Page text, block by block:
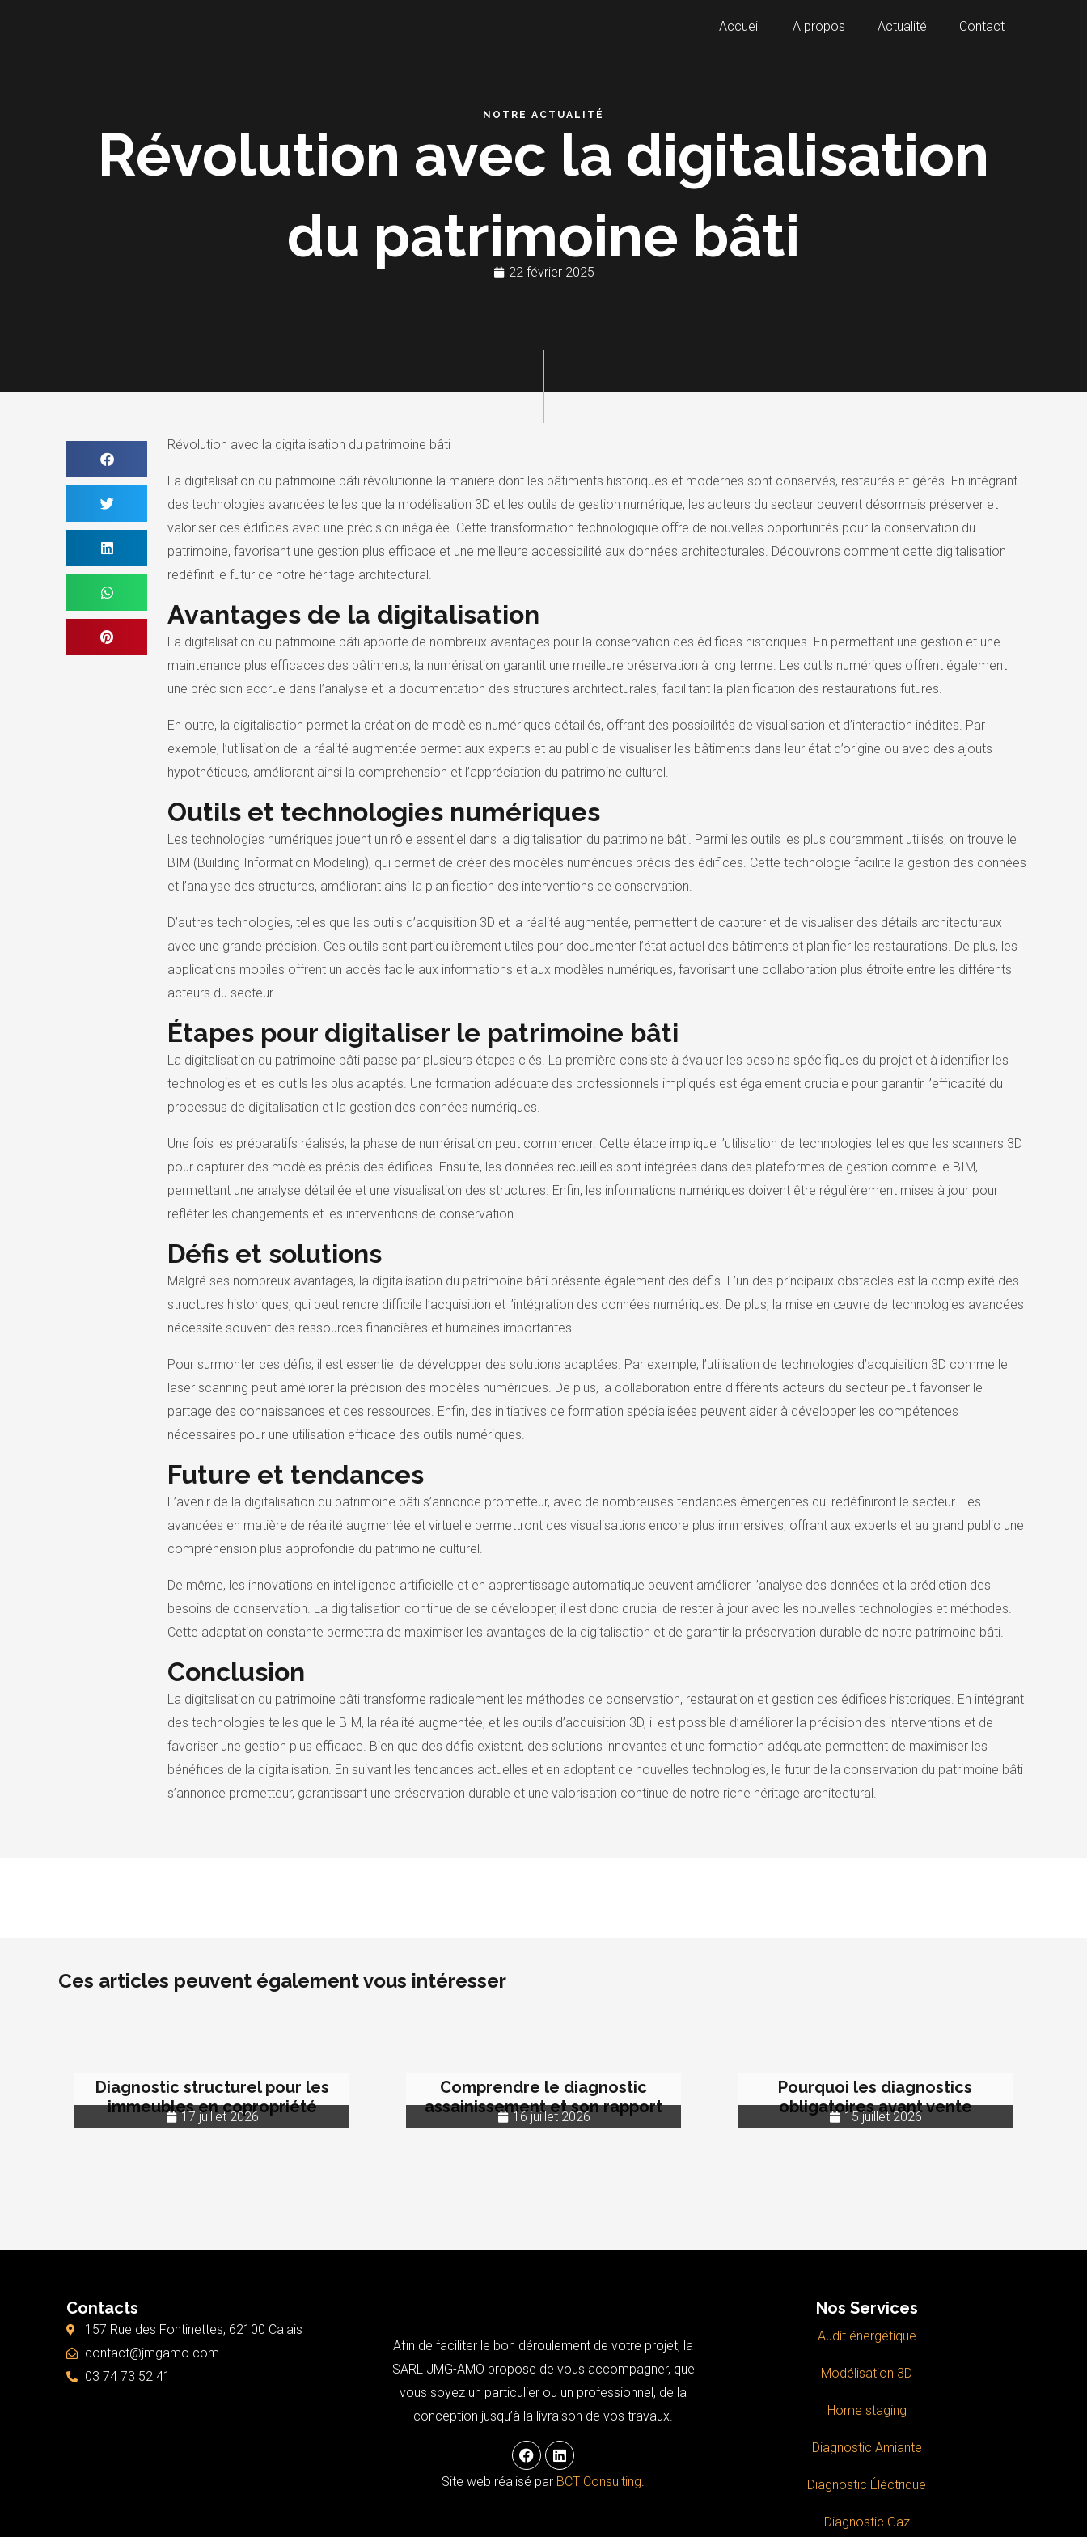
Accueil A propos Actualité Contact
NOTRE ACTUALITÉ
Révolution avec la digitalisation
du patrimoine bâti
22 février 2025
Révolution avec la digitalisation du patrimoine bâti
La digitalisation du patrimoine bâti révolutionne la manière dont les bâtiments historiques et modernes sont conservés, restaurés et gérés. En intégrant
des technologies avancées telles que la modélisation 3D et les outils de gestion numérique, les acteurs du secteur peuvent désormais préserver et
valoriser ces édifices avec une précision inégalée. Cette transformation technologique offre de nouvelles opportunités pour la conservation du
patrimoine, favorisant une gestion plus efficace et une meilleure accessibilité aux données architecturales. Découvrons comment cette digitalisation
redéfinit le futur de notre héritage architectural.
Avantages de la digitalisation
La digitalisation du patrimoine bâti apporte de nombreux avantages pour la conservation des édifices historiques. En permettant une gestion et une
maintenance plus efficaces des bâtiments, la numérisation garantit une meilleure préservation à long terme. Les outils numériques offrent également
une précision accrue dans l’analyse et la documentation des structures architecturales, facilitant la planification des restaurations futures.
En outre, la digitalisation permet la création de modèles numériques détaillés, offrant des possibilités de visualisation et d’interaction inédites. Par
exemple, l’utilisation de la réalité augmentée permet aux experts et au public de visualiser les bâtiments dans leur état d’origine ou avec des ajouts
hypothétiques, améliorant ainsi la comprehension et l’appréciation du patrimoine culturel.
Outils et technologies numériques
Les technologies numériques jouent un rôle essentiel dans la digitalisation du patrimoine bâti. Parmi les outils les plus couramment utilisés, on trouve le
BIM (Building Information Modeling), qui permet de créer des modèles numériques précis des édifices. Cette technologie facilite la gestion des données
et l’analyse des structures, améliorant ainsi la planification des interventions de conservation.
D’autres technologies, telles que les outils d’acquisition 3D et la réalité augmentée, permettent de capturer et de visualiser des détails architecturaux
avec une grande précision. Ces outils sont particulièrement utiles pour documenter l’état actuel des bâtiments et planifier les restaurations. De plus, les
applications mobiles offrent un accès facile aux informations et aux modèles numériques, favorisant une collaboration plus étroite entre les différents
acteurs du secteur.
Étapes pour digitaliser le patrimoine bâti
La digitalisation du patrimoine bâti passe par plusieurs étapes clés. La première consiste à évaluer les besoins spécifiques du projet et à identifier les
technologies et les outils les plus adaptés. Une formation adéquate des professionnels impliqués est également cruciale pour garantir l’efficacité du
processus de digitalisation et la gestion des données numériques.
Une fois les préparatifs réalisés, la phase de numérisation peut commencer. Cette étape implique l’utilisation de technologies telles que les scanners 3D
pour capturer des modèles précis des édifices. Ensuite, les données recueillies sont intégrées dans des plateformes de gestion comme le BIM,
permettant une analyse détaillée et une visualisation des structures. Enfin, les informations numériques doivent être régulièrement mises à jour pour
refléter les changements et les interventions de conservation.
Défis et solutions
Malgré ses nombreux avantages, la digitalisation du patrimoine bâti présente également des défis. L’un des principaux obstacles est la complexité des
structures historiques, qui peut rendre difficile l’acquisition et l’intégration des données numériques. De plus, la mise en œuvre de technologies avancées
nécessite souvent des ressources financières et humaines importantes.
Pour surmonter ces défis, il est essentiel de développer des solutions adaptées. Par exemple, l’utilisation de technologies d’acquisition 3D comme le
laser scanning peut améliorer la précision des modèles numériques. De plus, la collaboration entre différents acteurs du secteur peut favoriser le
partage des connaissances et des ressources. Enfin, des initiatives de formation spécialisées peuvent aider à développer les compétences
nécessaires pour une utilisation efficace des outils numériques.
Future et tendances
L’avenir de la digitalisation du patrimoine bâti s’annonce prometteur, avec de nombreuses tendances émergentes qui redéfiniront le secteur. Les
avancées en matière de réalité augmentée et virtuelle permettront des visualisations encore plus immersives, offrant aux experts et au grand public une
compréhension plus approfondie du patrimoine culturel.
De même, les innovations en intelligence artificielle et en apprentissage automatique peuvent améliorer l’analyse des données et la prédiction des
besoins de conservation. La digitalisation continue de se développer, il est donc crucial de rester à jour avec les nouvelles technologies et méthodes.
Cette adaptation constante permettra de maximiser les avantages de la digitalisation et de garantir la préservation durable de notre patrimoine bâti.
Conclusion
La digitalisation du patrimoine bâti transforme radicalement les méthodes de conservation, restauration et gestion des édifices historiques. En intégrant
des technologies telles que le BIM, la réalité augmentée, et les outils d’acquisition 3D, il est possible d’améliorer la précision des interventions et de
favoriser une gestion plus efficace. Bien que des défis existent, des solutions innovantes et une formation adéquate permettent de maximiser les
bénéfices de la digitalisation. En suivant les tendances actuelles et en adoptant de nouvelles technologies, le futur de la conservation du patrimoine bâti
s’annonce prometteur, garantissant une préservation durable et une valorisation continue de notre riche héritage architectural.
Ces articles peuvent également vous intéresser
Diagnostic structurel pour les
immeubles en copropriété
17 juillet 2026
Comprendre le diagnostic
assainissement et son rapport
16 juillet 2026
Pourquoi les diagnostics
obligatoires avant vente
15 juillet 2026
Contacts
157 Rue des Fontinettes, 62100 Calais
contact@jmgamo.com
03 74 73 52 41
Afin de faciliter le bon déroulement de votre projet, la
SARL JMG-AMO propose de vous accompagner, que
vous soyez un particulier ou un professionnel, de la
conception jusqu’à la livraison de vos travaux.
F
a
c
e
L
i
n
k
Site web réalisé par BCT Consulting.
Nos Services
Audit énergétique
Modélisation 3D
Home staging
Diagnostic Amiante
Diagnostic Éléctrique
Diagnostic Gaz